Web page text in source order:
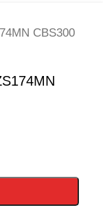
CBS300